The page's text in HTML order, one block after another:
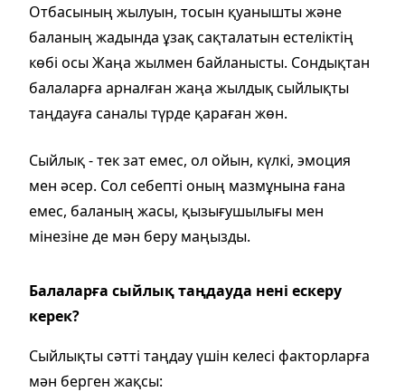
Отбасының жылуын, тосын қуанышты және
баланың жадында ұзақ сақталатын естеліктің
көбі осы Жаңа жылмен байланысты. Сондықтан
балаларға арналған жаңа жылдық сыйлықты
таңдауға саналы түрде қараған жөн.
Сыйлық - тек зат емес, ол ойын, күлкі, эмоция
мен әсер. Сол себепті оның мазмұнына ғана
емес, баланың жасы, қызығушылығы мен
мінезіне де мән беру маңызды.
Балаларға сыйлық таңдауда нені ескеру
керек?
Сыйлықты сәтті таңдау үшін келесі факторларға
мән берген жақсы: